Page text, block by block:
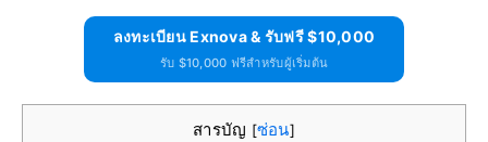
ลงทะเบียน Exnova & รับฟรี $10,000
รับ $10,000 ฟรีสำหรับผู้เริ่มต้น
สารบัญ [ซ่อน]